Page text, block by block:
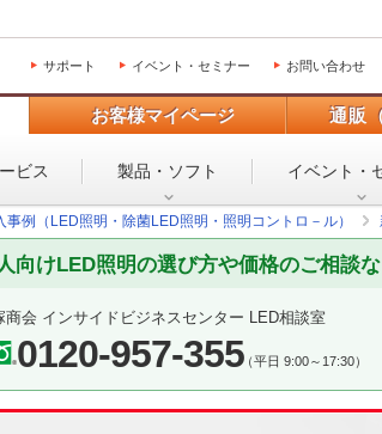
サポート イベント・セミナー お問い合わせ
お客様マイページ 通販
ビス 製品・ソフト イベント・
事例（LED照明・除菌LED照明・照明コントロ－ル）
向けLED照明の選び方や価格のご相談
商会 インサイドビジネスセンター LED相談室
0120-957-355（平日 9:00～17:30）